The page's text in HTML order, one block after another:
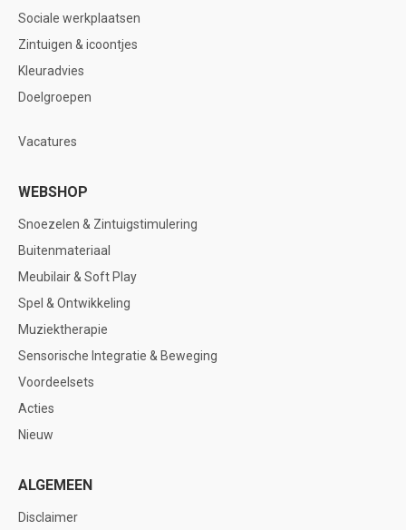
Sociale werkplaatsen
Zintuigen & icoontjes
Kleuradvies
Doelgroepen
Vacatures
WEBSHOP
Snoezelen & Zintuigstimulering
Buitenmateriaal
Meubilair & Soft Play
Spel & Ontwikkeling
Muziektherapie
Sensorische Integratie & Beweging
Voordeelsets
Acties
Nieuw
ALGEMEEN
Disclaimer